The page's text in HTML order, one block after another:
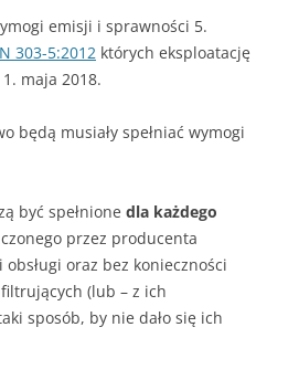
emisji i sprawności 5.
303-5:2012 których eksploatację
maja 2018.
będą musiały spełniać wymogi
być spełnione dla każdego
przez producenta
oraz bez konieczności
(lub – z ich
sposób, by nie dało się ich